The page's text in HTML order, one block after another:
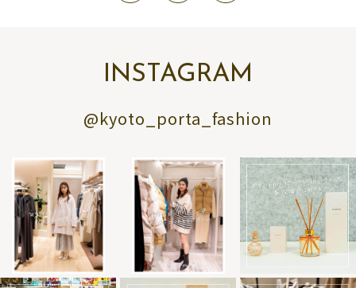
INSTAGRAM
@kyoto_porta_fashion